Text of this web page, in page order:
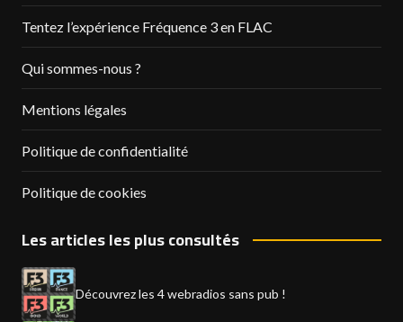
Tentez l’expérience Fréquence 3 en FLAC
Qui sommes-nous ?
Mentions légales
Politique de confidentialité
Politique de cookies
Les articles les plus consultés
Découvrez les 4 webradios sans pub !